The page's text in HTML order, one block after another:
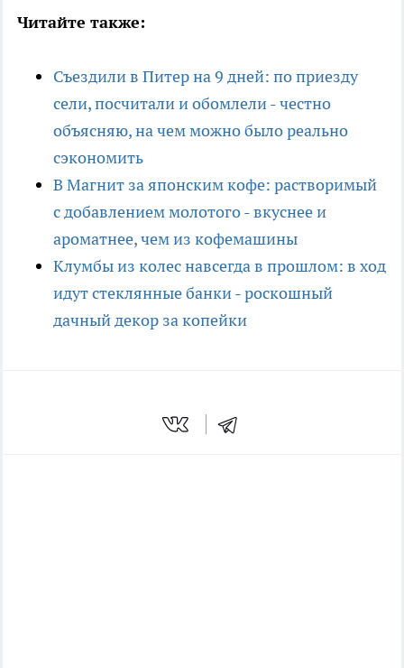
Читайте также:
Съездили в Питер на 9 дней: по приезду
сели, посчитали и обомлели - честно
объясняю, на чем можно было реально
сэкономить
В Магнит за японским кофе: растворимый
с добавлением молотого - вкуснее и
ароматнее, чем из кофемашины
Клумбы из колес навсегда в прошлом: в ход
идут стеклянные банки - роскошный
дачный декор за копейки